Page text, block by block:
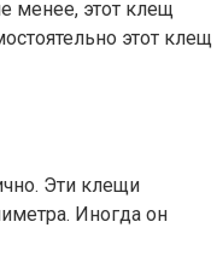
менее, этот клещ
этот клещ
Эти клещи
Иногда он